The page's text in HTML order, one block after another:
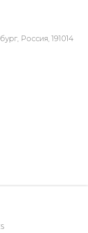
Россия, 191014